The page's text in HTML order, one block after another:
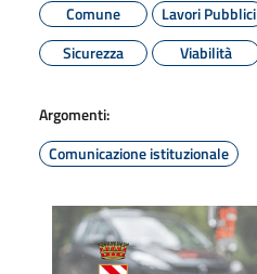
Comune
Lavori Pubblici
Sicurezza
Viabilità
Argomenti:
Comunicazione istituzionale